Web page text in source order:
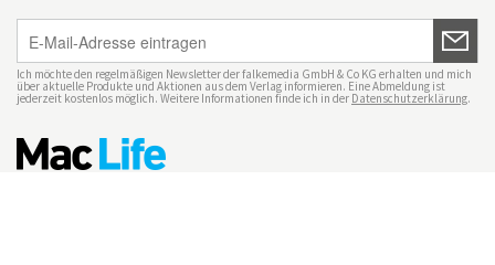
Ich möchte den regelmäßigen Newsletter der falkemedia GmbH & Co KG erhalten und mich
über aktuelle Produkte und Aktionen aus dem Verlag informieren. Eine Abmeldung ist
jederzeit kostenlos möglich. Weitere Informationen finde ich in der Datenschutzerklärung.